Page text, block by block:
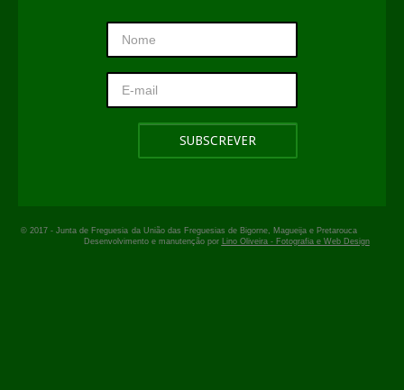
© 2017 - Junta de Freguesia da União das Freguesias de Bigorne, Magueija e Pretarouca
Desenvolvimento e manutenção por
Lino Oliveira - Fotografia e Web Design